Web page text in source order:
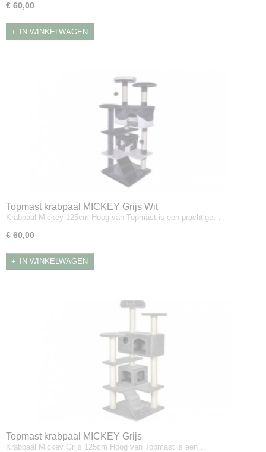
€ 60,00
IN WINKELWAGEN
Topmast krabpaal MICKEY Grijs Wit
Krabpaal Mickey 125cm Hoog van Topmast is een prachtige…
€ 60,00
IN WINKELWAGEN
Topmast krabpaal MICKEY Grijs
Krabpaal Mickey Grijs 125cm Hoog van Topmast is een…